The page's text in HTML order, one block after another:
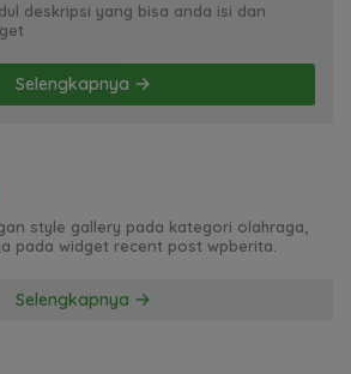
deskripsi yang bisa anda isi dan
Selengkapnya
style gallery pada kategori olahraga,
pada widget recent post wpberita.
Selengkapnya